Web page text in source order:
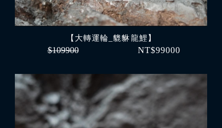
【大轉運輪_貔貅 龍鯉】
$109900 NT$99000